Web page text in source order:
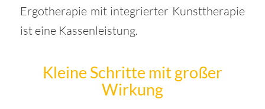
Ergotherapie mit integrierter Kunsttherapie
ist eine Kassenleistung.
Kleine Schritte mit großer
Wirkung